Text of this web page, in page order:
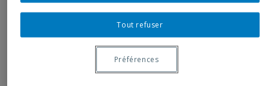
LESS IS MORE OR – SEPT. 02-
04, 2017, #3Tout refuser
Préférences